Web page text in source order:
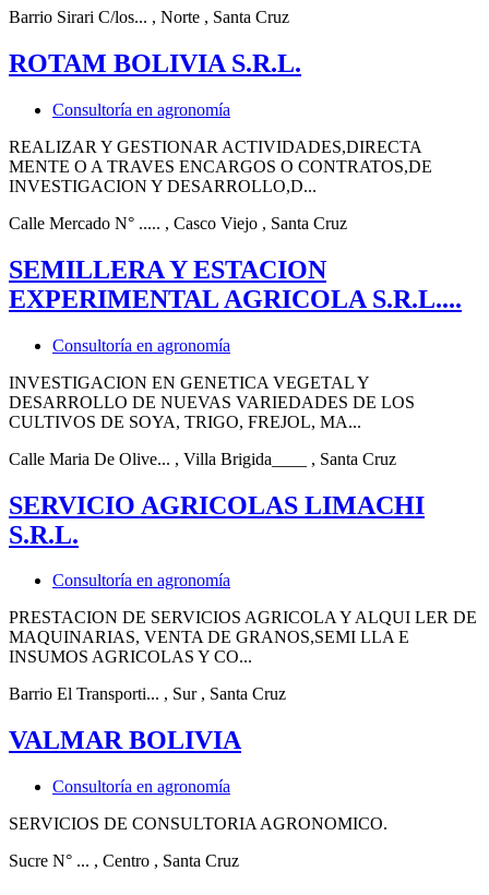
Barrio Sirari C/los... , Norte , Santa Cruz
ROTAM BOLIVIA S.R.L.
Consultoría en agronomía
REALIZAR Y GESTIONAR ACTIVIDADES,DIRECTA
MENTE O A TRAVES ENCARGOS O CONTRATOS,DE
INVESTIGACION Y DESARROLLO,D...
Calle Mercado N° ..... , Casco Viejo , Santa Cruz
SEMILLERA Y ESTACION
EXPERIMENTAL AGRICOLA S.R.L....
Consultoría en agronomía
INVESTIGACION EN GENETICA VEGETAL Y
DESARROLLO DE NUEVAS VARIEDADES DE LOS
CULTIVOS DE SOYA, TRIGO, FREJOL, MA...
Calle Maria De Olive... , Villa Brigida____ , Santa Cruz
SERVICIO AGRICOLAS LIMACHI
S.R.L.
Consultoría en agronomía
PRESTACION DE SERVICIOS AGRICOLA Y ALQUI LER DE
MAQUINARIAS, VENTA DE GRANOS,SEMI LLA E
INSUMOS AGRICOLAS Y CO...
Barrio El Transporti... , Sur , Santa Cruz
VALMAR BOLIVIA
Consultoría en agronomía
SERVICIOS DE CONSULTORIA AGRONOMICO.
Sucre N° ... , Centro , Santa Cruz